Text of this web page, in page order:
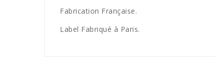
Fabrication Française.
Label Fabriqué à Paris.